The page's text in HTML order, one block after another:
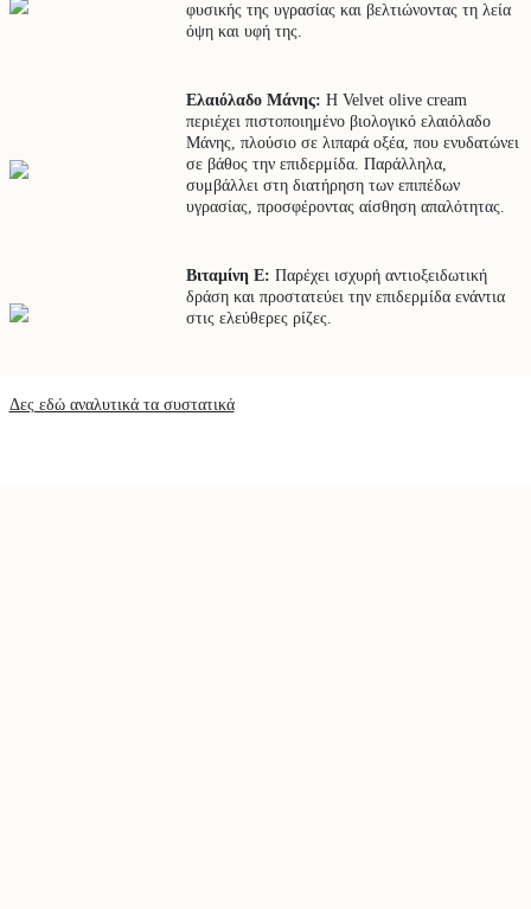
φυσικής της υγρασίας και βελτιώνοντας τη λεία
όψη και υφή της.
Ελαιόλαδο Μάνης: Η Velvet olive cream
περιέχει πιστοποιημένο βιολογικό ελαιόλαδο
Μάνης, πλούσιο σε λιπαρά οξέα, που ενυδατώνει
σε βάθος την επιδερμίδα. Παράλληλα,
συμβάλλει στη διατήρηση των επιπέδων
υγρασίας, προσφέροντας αίσθηση απαλότητας.
Βιταμίνη Ε: Παρέχει ισχυρή αντιοξειδωτική
δράση και προστατεύει την επιδερμίδα ενάντια
στις ελεύθερες ρίζες.
Δες εδώ αναλυτικά τα συστατικά